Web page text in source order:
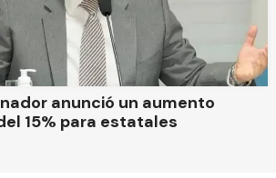
anunció un aumento
15% para estatales